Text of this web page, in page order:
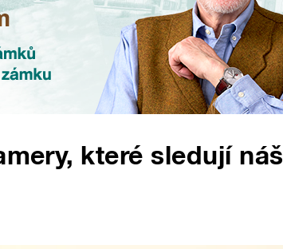
které sledují náš